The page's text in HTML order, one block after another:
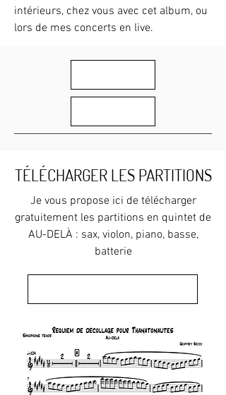
intérieurs, chez vous avec cet album, ou
lors de mes concerts en live.
TÉLÉCHARGER LES PARTITIONS
Je vous propose ici de télécharger
gratuitement les partitions en quintet de
AU-DELÀ : sax, violon, piano, basse,
batterie